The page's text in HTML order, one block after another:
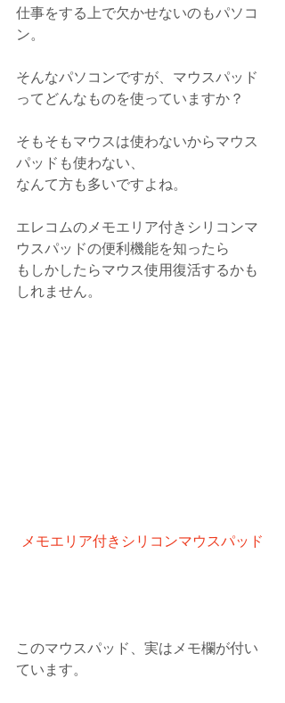
仕事をする上で欠かせないのもパソコ
ン。
そんなパソコンですが、マウスパッド
ってどんなものを使っていますか？
そもそもマウスは使わないからマウス
パッドも使わない、
なんて方も多いですよね。
エレコムのメモエリア付きシリコンマ
ウスパッドの便利機能を知ったら
もしかしたらマウス使用復活するかも
しれません。
メモエリア付きシリコンマウスパッド
このマウスパッド、実はメモ欄が付い
ています。